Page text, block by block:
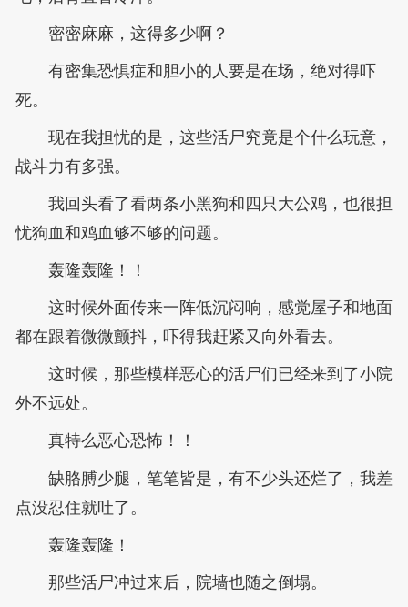
密密麻麻，这得多少啊？
有密集恐惧症和胆小的人要是在场，绝对得吓
死。
现在我担忧的是，这些活尸究竟是个什么玩意，
战斗力有多强。
我回头看了看两条小黑狗和四只大公鸡，也很担
忧狗血和鸡血够不够的问题。
轰隆轰隆！！
这时候外面传来一阵低沉闷响，感觉屋子和地面
都在跟着微微颤抖，吓得我赶紧又向外看去。
这时候，那些模样恶心的活尸们已经来到了小院
外不远处。
真特么恶心恐怖！！
缺胳膊少腿，笔笔皆是，有不少头还烂了，我差
点没忍住就吐了。
轰隆轰隆！
那些活尸冲过来后，院墙也随之倒塌。